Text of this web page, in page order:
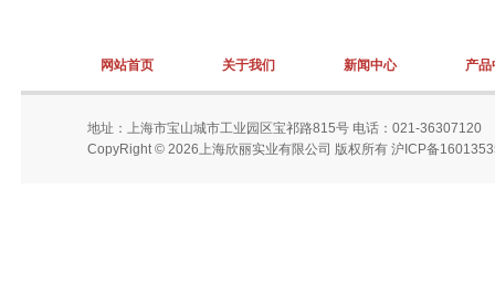
网站首页 关于我们 新闻中心 产品
地址：上海市宝山城市工业园区宝祁路815号 电话：021-36307120
CopyRight © 2026上海欣丽实业有限公司 版权所有 沪ICP备